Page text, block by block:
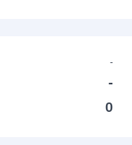
-
-
0